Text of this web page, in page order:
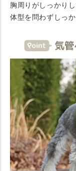
胸周りがしっかり
体型を問わずしっ